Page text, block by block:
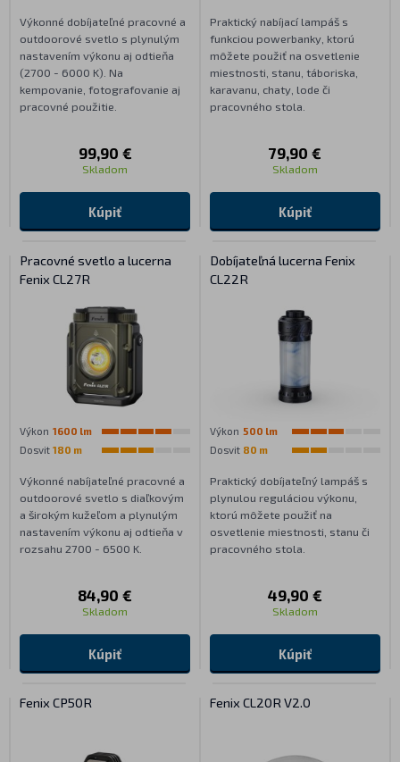
Výkonné dobíjateľné pracovné a
outdoorové svetlo s plynulým
nastavením výkonu aj odtieňa
(2700 - 6000 K). Na
kempovanie, fotografovanie aj
pracovné použitie.
99,90 €
Skladom
Kúpiť
Praktický nabíjací lampáš s
funkciou powerbanky, ktorú
môžete použiť na osvetlenie
miestnosti, stanu, táboriska,
karavanu, chaty, lode či
pracovného stola.
79,90 €
Skladom
Kúpiť
Pracovné svetlo a lucerna
Fenix CL27R
Výkon 1600 lm
Dosvit 180 m
Výkonné nabíjateľné pracovné a
outdoorové svetlo s diaľkovým
a širokým kužeľom a plynulým
nastavením výkonu aj odtieňa v
rozsahu 2700 - 6500 K.
84,90 €
Skladom
Kúpiť
Dobíjateľná lucerna Fenix
CL22R
Výkon 500 lm
Dosvit 80 m
Praktický dobíjateľný lampáš s
plynulou reguláciou výkonu,
ktorú môžete použiť na
osvetlenie miestnosti, stanu či
pracovného stola.
49,90 €
Skladom
Kúpiť
Fenix CP50R Fenix CL20R V2.0